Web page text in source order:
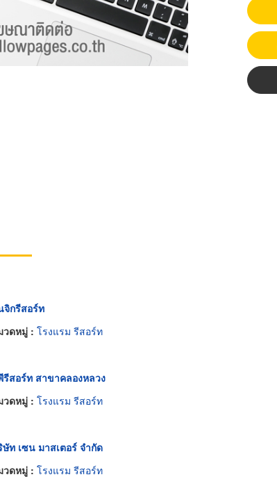
จิกรีสอร์ท
วดหมู่ : โรงแรม รีสอร์ท
รีสอร์ท สาขาคลองหลวง
วดหมู่ : โรงแรม รีสอร์ท
ษัท เซน มาสเตอร์ จำกัด
วดหมู่ : โรงแรม รีสอร์ท